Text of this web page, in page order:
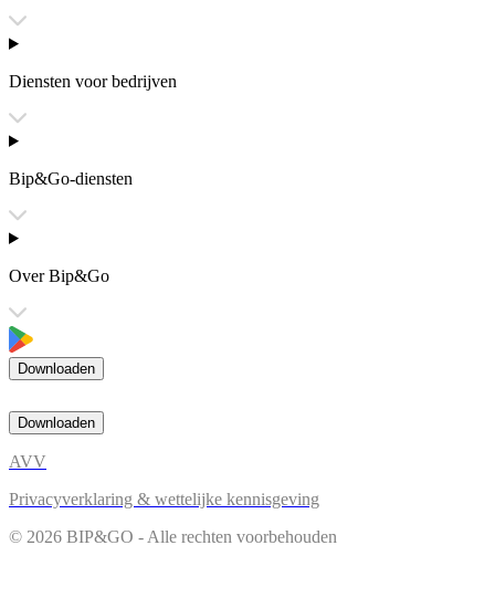
Diensten voor bedrijven
Bip&Go-diensten
Over Bip&Go
Downloaden
Downloaden
AVV
Privacyverklaring & wettelijke kennisgeving
© 2026 BIP&GO - Alle rechten voorbehouden